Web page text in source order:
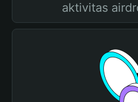
aktivitas